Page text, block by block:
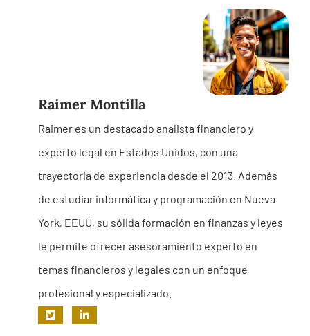
Raimer Montilla
Raimer es un destacado analista financiero y
experto legal en Estados Unidos, con una
trayectoria de experiencia desde el 2013. Además
de estudiar informática y programación en Nueva
York, EEUU, su sólida formación en finanzas y leyes
le permite ofrecer asesoramiento experto en
temas financieros y legales con un enfoque
profesional y especializado.